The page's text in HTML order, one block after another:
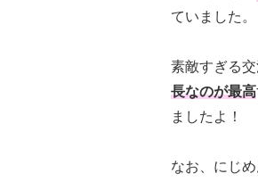
ていました。
素敵すぎる
長なのが最高
ましたよ！
なお、にじ